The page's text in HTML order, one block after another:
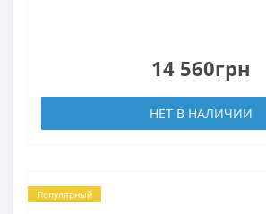
14 560грн
НЕТ В НАЛИЧИИ
Популярный